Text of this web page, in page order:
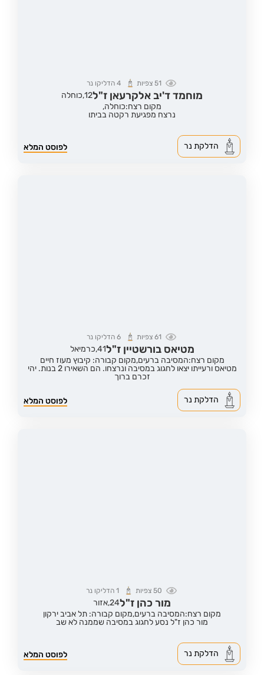
51צפיות 4 הדליקו נר
מוחמד ד'יב אלקרעאן ז"ל12, כוחלה
מקום רצח:כוחלה,
נרצח מפגיעת רקטה בביתו
לפוסט המלא הדלקת נר
61צפיות 6 הדליקו נר
מטיאס בורשטיין ז"ל41, כרמיאל
מקום רצח:המסיבה ברעים,מקום קבורה: קיבוץ מעוז חיים
מטיאס ורעייתו יצאו לחגוג במסיבה ונרצחו. הם השאירו 2 בנות. יהי
זכרם ברוך
לפוסט המלא הדלקת נר
50 צפיות 1הדליקו נר
מור כהן ז"ל24,אזור
מקום רצח:המסיבה ברעים,מקום קבורה: תל אביב ירקון
מור כהן ז"ל נסע לחגוג במסיבה שממנה לא שב
לפוסט המלא הדלקת נר